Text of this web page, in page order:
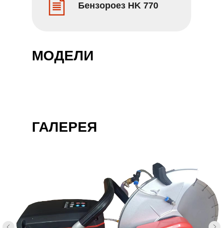
Бензороез HK 770
МОДЕЛИ
ГАЛЕРЕЯ